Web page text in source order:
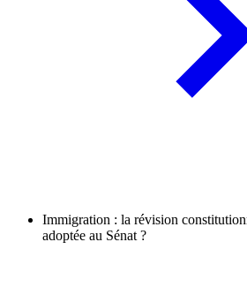
Immigration : la révision
adoptée au Sénat ?